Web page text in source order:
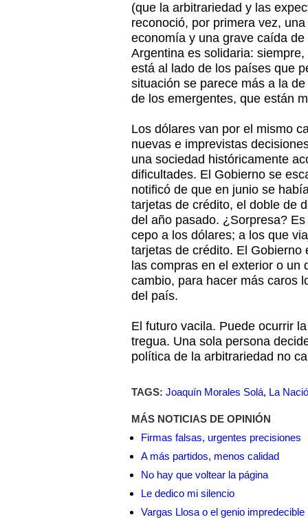
(que la arbitrariedad y las
reconoció, por primera vez,
economía y una grave caída
Argentina es solidaria:
está al lado de los países que
situación se parece más a la
de los emergentes, que están
Los dólares van por el mismo
nuevas e imprevistas
una sociedad históricamente
dificultades. El Gobierno se
notificó de que en junio se
tarjetas de crédito, el doble de
del año pasado. ¿Sorpresa?
cepo a los dólares; a los que
tarjetas de crédito. El
las compras en el exterior o un
cambio, para hacer más caros
del país.
El futuro vacila. Puede ocurrir
tregua. Una sola persona
política de la arbitrariedad no
TAGS: Joaquín Morales Solá, La
MÁS NOTICIAS DE OPINIÓN
Firmas falsas, urgentes precisiones
A más partidos, menos calidad
No hay que voltear la página
Le dedico mi silencio
Vargas Llosa o el genio impredecible